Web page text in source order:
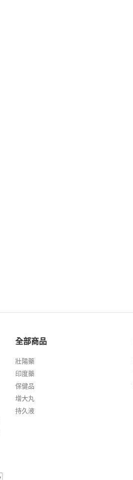
全部商品
壯陽藥
印度藥
保健品
增大丸
持久液